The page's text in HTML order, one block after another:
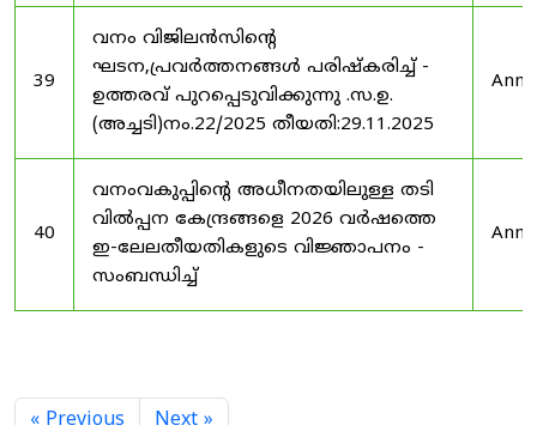
39
വനം വിജിലൻസിന്റെ
ഘടന,പ്രവർത്തനങ്ങൾ പരിഷ്കരിച്ച് -
ഉത്തരവ് പുറപ്പെടുവിക്കുന്നു .സ.ഉ.
(അച്ചടി)നം.22/2025 തീയതി:29.11.2025
40
വനംവകുപ്പിന്റെ അധീനതയിലുള്ള തടി
വിൽപ്പന കേന്ദ്രങ്ങളെ 2026 വർഷത്തെ
ഇ-ലേലതീയതികളുടെ വിജ്ഞാപനം -
സംബന്ധിച്ച്
« Previous Next »